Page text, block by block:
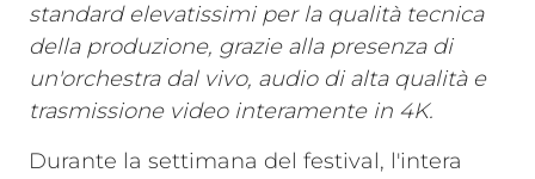
standard elevatissimi per la qualità tecnica
della produzione, grazie alla presenza di
un'orchestra dal vivo, audio di alta qualità e
trasmissione video interamente in 4K.
Durante la settimana del festival, l'intera